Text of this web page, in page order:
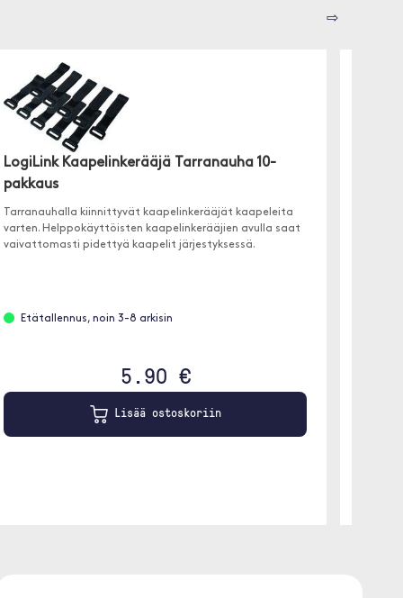
⇨
LogiLink Kaapelinkerääjä Tarranauha 10-
pakkaus
Tarranauhalla kiinnittyvät kaapelinkerääjät kaapeleita
varten. Helppokäyttöisten kaapelinkerääjien avulla saat
vaivattomasti pidettyä kaapelit järjestyksessä.
Etätallennus, noin 3-8 arkisin
5.90 €
Lisää ostoskoriin